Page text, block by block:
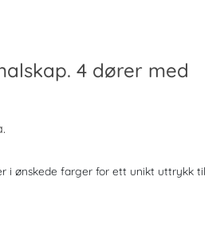
4 dører med
i ønskede farger for ett unikt uttrykk til